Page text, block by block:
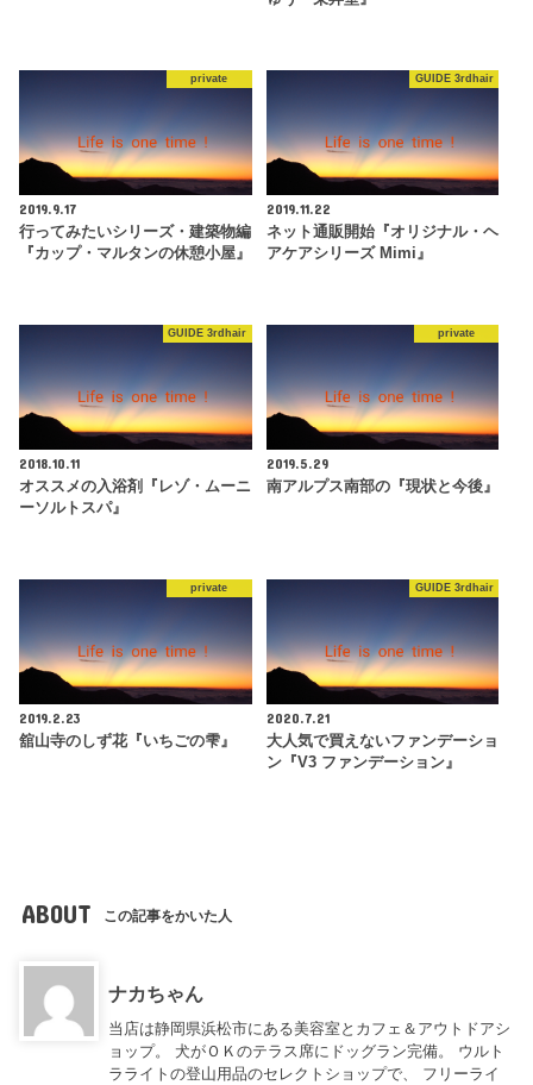
private
2019.9.17
行ってみたいシリーズ・建築物編
『カップ・マルタンの休憩小屋』
GUIDE 3rdhair
2019.11.22
ネット通販開始『オリジナル・ヘ
アケアシリーズ Mimi』
GUIDE 3rdhair
2018.10.11
オススメの入浴剤『レゾ・ムーニ
ーソルトスパ』
private
2019.5.29
南アルプス南部の『現状と今後』
private
2019.2.23
舘山寺のしず花『いちごの雫』
GUIDE 3rdhair
2020.7.21
大人気で買えないファンデーショ
ン『V3 ファンデーション』
ABOUT この記事をかいた人
ナカちゃん
当店は静岡県浜松市にある美容室とカフェ＆アウトドアシ
ョップ。 犬がＯＫのテラス席にドッグラン完備。 ウルト
ラライトの登山用品のセレクトショップで、 フリーライ